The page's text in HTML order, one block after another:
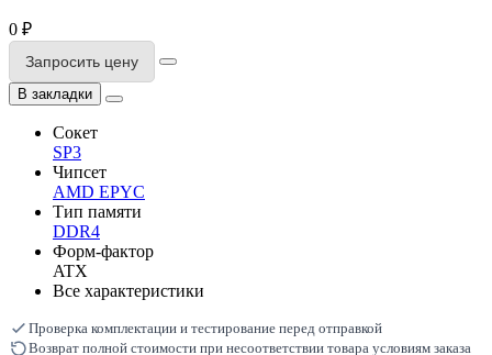
0 ₽
Запросить цену
В закладки
Сокет
SP3
Чипсет
AMD EPYC
Тип памяти
DDR4
Форм-фактор
ATX
Все характеристики
Проверка комплектации и тестирование перед отправкой
Возврат полной стоимости при несоответствии товара условиям заказа